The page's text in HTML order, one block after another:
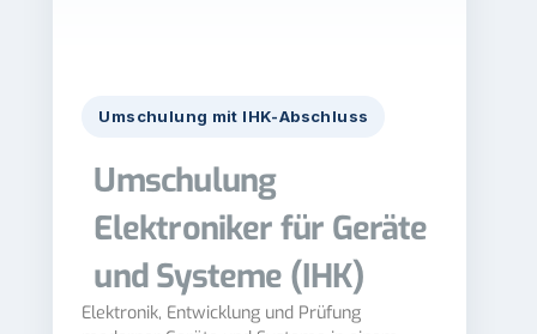
Umschulung mit IHK-Abschluss
Umschulung
Elektroniker für Geräte
und Systeme (IHK)
Elektronik, Entwicklung und Prüfung